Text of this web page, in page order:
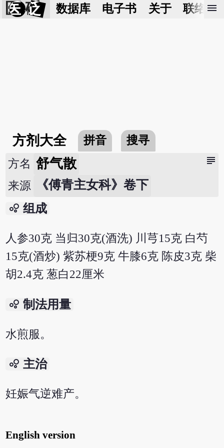
医 砭 数据库 电子书 关于 联络我
menu
方剂大全 拼音 搜寻
subject
方名 舒气散
来源 《傅青主女科》卷下
bubble_chart 组成
人参30克 当归30克(酒洗) 川芎15克 白芍
15克(酒炒) 紫苏梗9克 牛膝6克 陈皮3克 柴
胡2.4克 葱白22厘米
bubble_chart 制法用量
水煎服。
bubble_chart 主治
妊娠气逆难产。
English version